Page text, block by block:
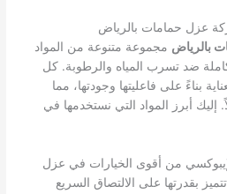
عزل حمامات بالرياض
بالرياض مجموعة متنوعة من المواد
ضد تسرب المياه والرطوبة. كل
بناءً على فاعليتها وجودتها، مما
إليك أبرز المواد التي نستخدمها في
من أقوى الخيارات في عزل
بقدرتها على الالتصاق السريع